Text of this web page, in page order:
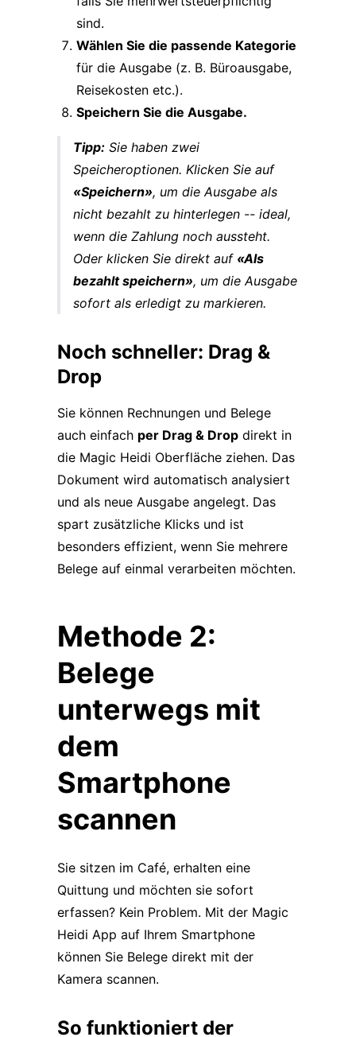
sind.
Wählen Sie die passende Kategorie
für die Ausgabe (z. B. Büroausgabe,
Reisekosten etc.).
Speichern Sie die Ausgabe.
Tipp: Sie haben zwei
Speicheroptionen. Klicken Sie auf
«Speichern», um die Ausgabe als
nicht bezahlt zu hinterlegen -- ideal,
wenn die Zahlung noch aussteht.
Oder klicken Sie direkt auf «Als
bezahlt speichern», um die Ausgabe
sofort als erledigt zu markieren.
Noch schneller: Drag &
Drop
Sie können Rechnungen und Belege
auch einfach per Drag & Drop direkt in
die Magic Heidi Oberfläche ziehen. Das
Dokument wird automatisch analysiert
und als neue Ausgabe angelegt. Das
spart zusätzliche Klicks und ist
besonders effizient, wenn Sie mehrere
Belege auf einmal verarbeiten möchten.
Methode 2:
Belege
unterwegs mit
dem
Smartphone
scannen
Sie sitzen im Café, erhalten eine
Quittung und möchten sie sofort
erfassen? Kein Problem. Mit der Magic
Heidi App auf Ihrem Smartphone
können Sie Belege direkt mit der
Kamera scannen.
So funktioniert der